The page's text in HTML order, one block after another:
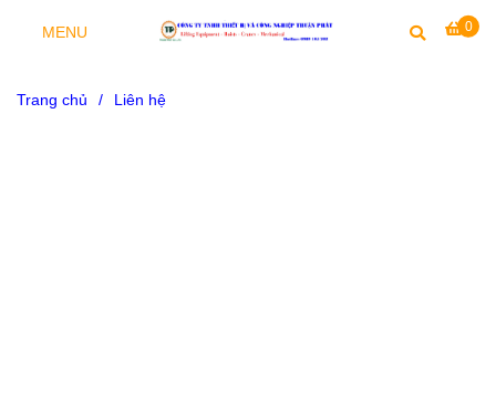
0
MENU
Trang chủ / Liên hệ